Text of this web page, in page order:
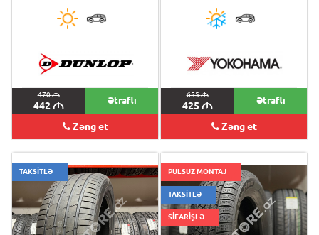
470M
442M Ətraflı
Zəng et
655M
425 M Ətraflı
Zəng et
TAKSİTLƏ PULSUZ MONTAJ
TAKSİTLƏ
SİFARİŞLƏ